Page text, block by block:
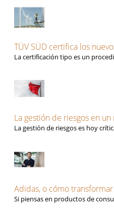
TÜV SÜD certifica los
La certificación tipo es un
La gestión de riesgos en
La gestión de riesgos es hoy
Adidas, o cómo transformar
Si piensas en productos de